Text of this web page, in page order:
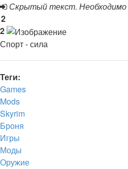
Скрытый текст. Необходимо
2
2
Спорт - сила
Теги:
Games
Mods
Skyrim
Броня
Игры
Моды
Оружие